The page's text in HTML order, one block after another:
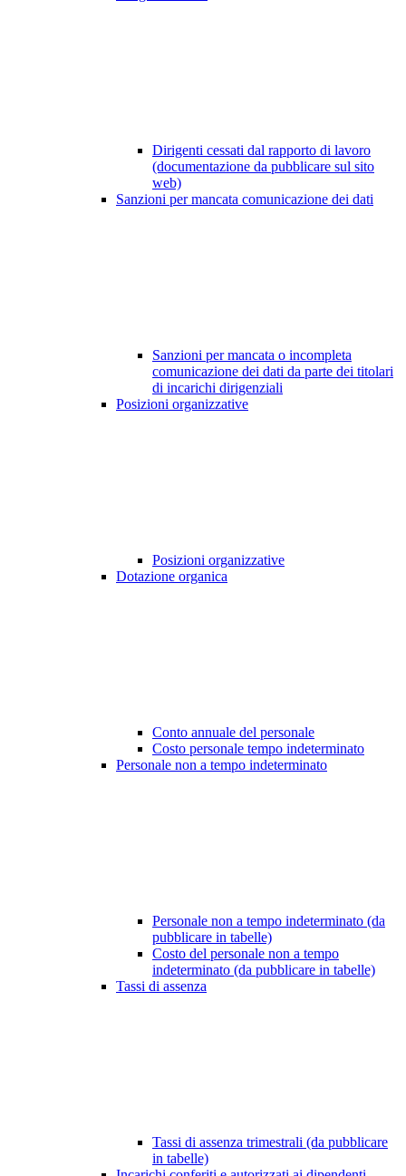
Dirigenti cessati dal rapporto di lavoro
(documentazione da pubblicare sul sito
web)
Sanzioni per mancata comunicazione dei dati
Sanzioni per mancata o incompleta
comunicazione dei dati da parte dei titolari
di incarichi dirigenziali
Posizioni organizzative
Posizioni organizzative
Dotazione organica
Conto annuale del personale
Costo personale tempo indeterminato
Personale non a tempo indeterminato
Personale non a tempo indeterminato (da
pubblicare in tabelle)
Costo del personale non a tempo
indeterminato (da pubblicare in tabelle)
Tassi di assenza
Tassi di assenza trimestrali (da pubblicare
in tabelle)